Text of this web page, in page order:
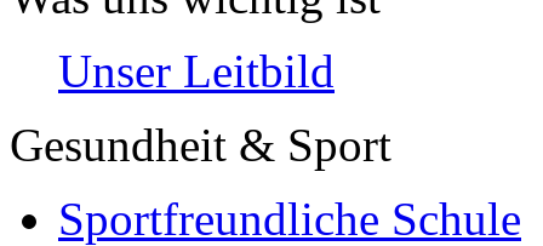
Unser Leitbild
Gesundheit & Sport
Sportfreundliche Schule